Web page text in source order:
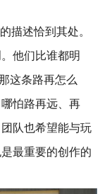
描述恰到其处。
他们比谁都明
这条路再怎么
怕路再远、再
队也希望能与玩
最重要的创作的